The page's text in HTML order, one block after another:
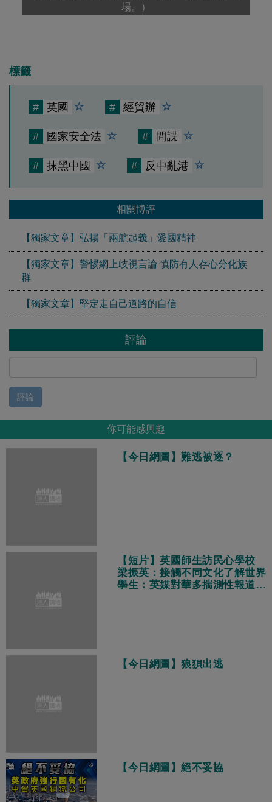
場。）
標籤
# 英國 # 經貿辦
# 國家安全法 # 間諜
# 抹黑中國 # 反中亂港
相關博評
【獨家文章】弘揚「兩航起義」愛國精神
【獨家文章】警惕網上歧視言論 慎防有人存心分化族
群
【獨家文章】堅定走自己道路的自信
評論
評論
你可能感興趣
【今日網圖】難逃被逐？
【短片】英國師生訪民心學校
梁振英：接觸不同文化了解世界
學生：英媒對華多揣測性報道
【今日網圖】狼狽出逃
【今日網圖】絕不妥協